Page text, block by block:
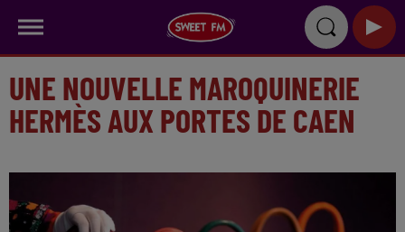
UNE NOUVELLE MAROQUINERIE
HERMÈS AUX PORTES DE CAEN